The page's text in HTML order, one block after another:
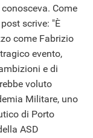
Come
scrive: "È
come Fabrizio
evento,
e di
voluto
Militare, uno
di Porto
ASD